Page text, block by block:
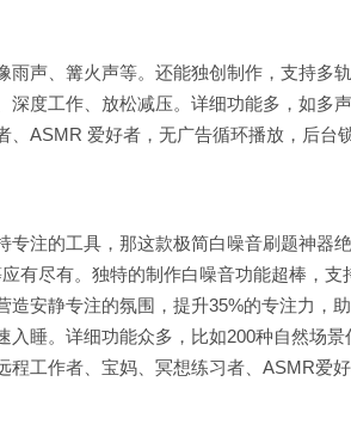
声、篝火声等。还能独创制作，支持多
深度工作、放松减压。详细功能多，如多
ASMR 爱好者，无广告循环播放，后台
专注的工具，那这款极简白噪音刷题神器
有尽有。独特的制作白噪音功能超棒，
安静专注的氛围，提升35%的专注力，
入睡。详细功能众多，比如200种自然场
工作者、宝妈、冥想练习者、ASMR爱